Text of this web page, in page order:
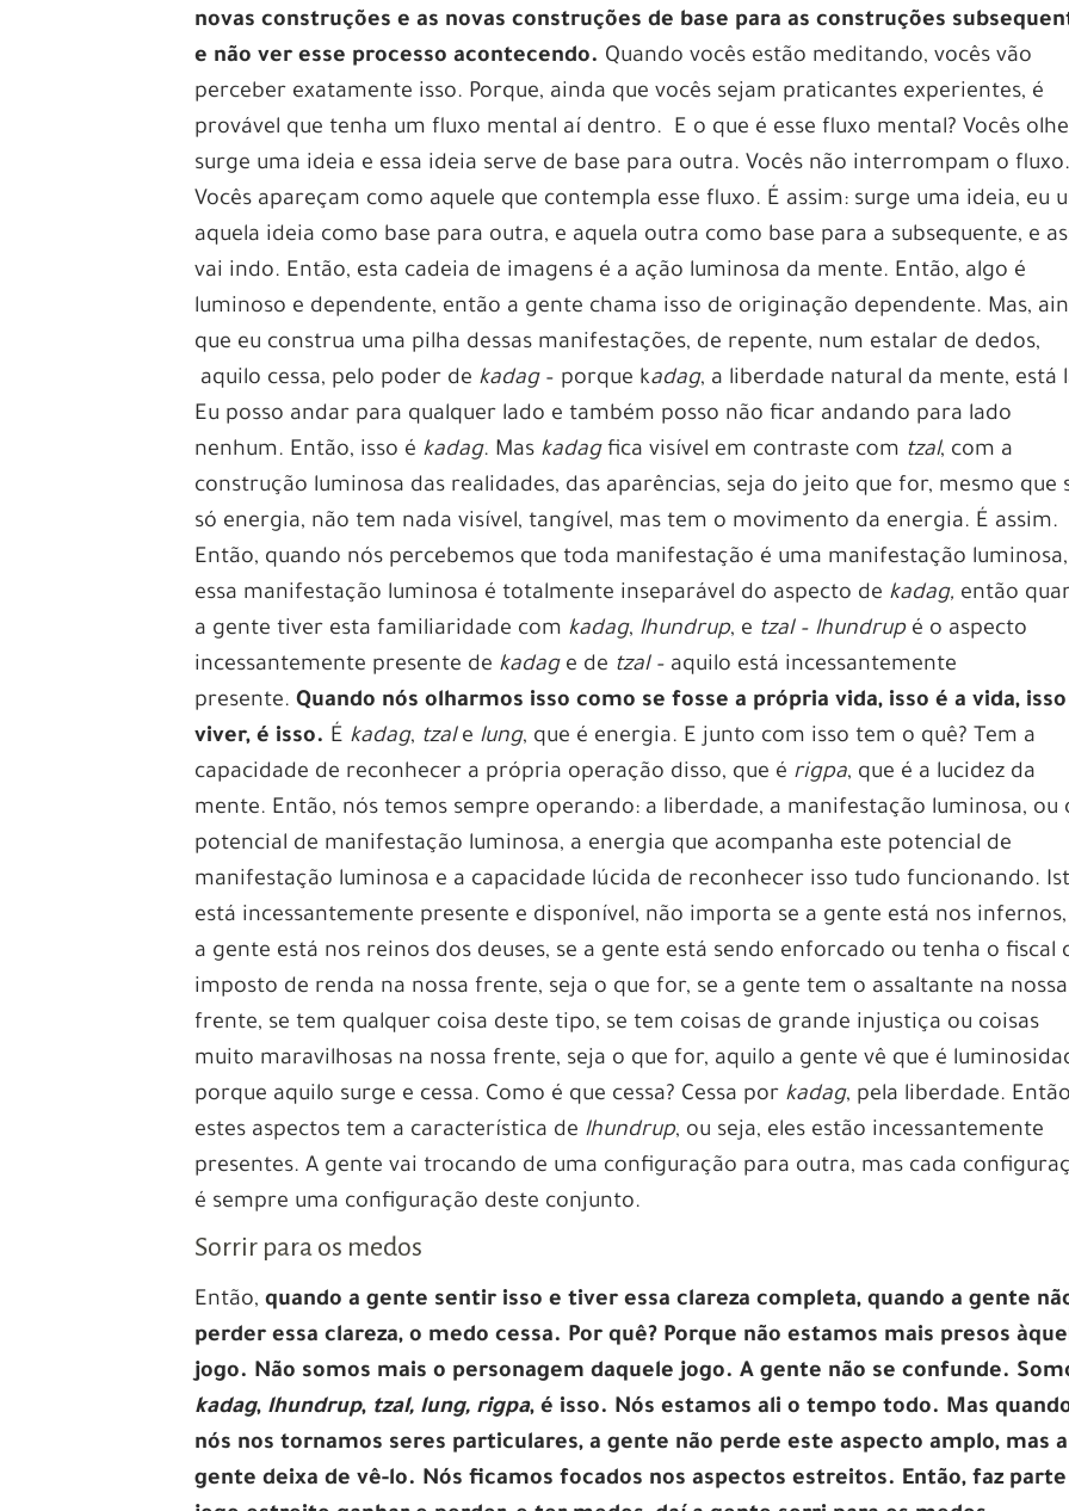
novas construções e as novas construções de base para as construções
e não ver esse processo acontecendo. Quando vocês estão meditando, vocês vão
perceber exatamente isso. Porque, ainda que vocês sejam praticantes experientes, é
provável que tenha um fluxo mental aí dentro. E o que é esse fluxo mental? Vocês
surge uma ideia e essa ideia serve de base para outra. Vocês não interrompam o fluxo.
Vocês apareçam como aquele que contempla esse fluxo. É assim: surge uma ideia, eu
aquela ideia como base para outra, e aquela outra como base para a subsequente, e
vai indo. Então, esta cadeia de imagens é a ação luminosa da mente. Então, algo é
luminoso e dependente, então a gente chama isso de originação dependente. Mas,
que eu construa uma pilha dessas manifestações, de repente, num estalar de dedos,
aquilo cessa, pelo poder de kadag– porque kadag, a liberdade natural da mente, está
Eu posso andar para qualquer lado e também posso não ficar andando para lado
nenhum. Então, isso é kadag. Mas kadagfica visível em contraste com tzal, com a
construção luminosa das realidades, das aparências, seja do jeito que for, mesmo que
só energia, não tem nada visível, tangível, mas tem o movimento da energia. É assim.
Então, quando nós percebemos que toda manifestação é uma manifestação
essa manifestação luminosa é totalmente inseparável do aspecto de kadag, então
a gente tiver esta familiaridade com kadag, lhundrup, e tzal – lhundrupé o aspecto
incessantemente presente de kadage de tzal – aquilo está incessantemente
presente.Quando nós olharmos isso como se fosse a própria vida, isso é a vida,
viver, é isso. É kadag, tzale lung, que é energia. E junto com isso tem o quê? Tem a
capacidade de reconhecer a própria operação disso, que é rigpa, que é a lucidez da
mente. Então, nós temos sempre operando: a liberdade, a manifestação luminosa, ou
potencial de manifestação luminosa, a energia que acompanha este potencial de
manifestação luminosa e a capacidade lúcida de reconhecer isso tudo funcionando.
está incessantemente presente e disponível, não importa se a gente está nos infernos,
a gente está nos reinos dos deuses, se a gente está sendo enforcado ou tenha o fiscal
imposto de renda na nossa frente, seja o que for, se a gente tem o assaltante na nossa
frente, se tem qualquer coisa deste tipo, se tem coisas de grande injustiça ou coisas
muito maravilhosas na nossa frente, seja o que for, aquilo a gente vê que é
porque aquilo surge e cessa. Como é que cessa? Cessa por kadag, pela liberdade. Então
estes aspectos tem a característica de lhundrup, ou seja, eles estão incessantemente
presentes. A gente vai trocando de uma configuração para outra, mas cada
é sempre uma configuração deste conjunto.
Sorrir para os medos
Então,quando a gente sentir isso e tiver essa clareza completa, quando a gente
perder essa clareza, o medo cessa. Por quê? Porque não estamos mais presos
jogo. Não somos mais o personagem daquele jogo. A gente não se confunde.
kadag, lhundrup, tzal, lung, rigpa, é isso. Nós estamos ali o tempo todo. Mas
nós nos tornamos seres particulares, a gente não perde este aspecto amplo, mas a
gente deixa de vê-lo. Nós ficamos focados nos aspectos estreitos. Então, faz